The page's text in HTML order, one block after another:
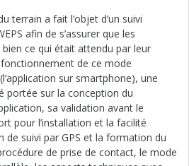
terrain a fait l’objet d’un suivi
afin de s’assurer que les
ce qui était attendu par leur
de ce mode
sur smartphone), une
portée sur la conception du
sa validation avant le
pour l’installation et la facilité
de suivi par GPS et la formation du
de prise de contact, le mode